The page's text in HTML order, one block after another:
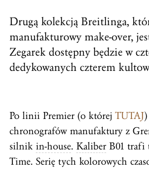
Drugą kolekcją Breitlinga,
manufakturowy make-over,
Zegarek dostępny będzie w
dedykowanych czterem
Po linii Premier (o której TUTAJ
chronografów manufaktury z
silnik in-house. Kaliber B01 trafi
Time. Serię tych kolorowych